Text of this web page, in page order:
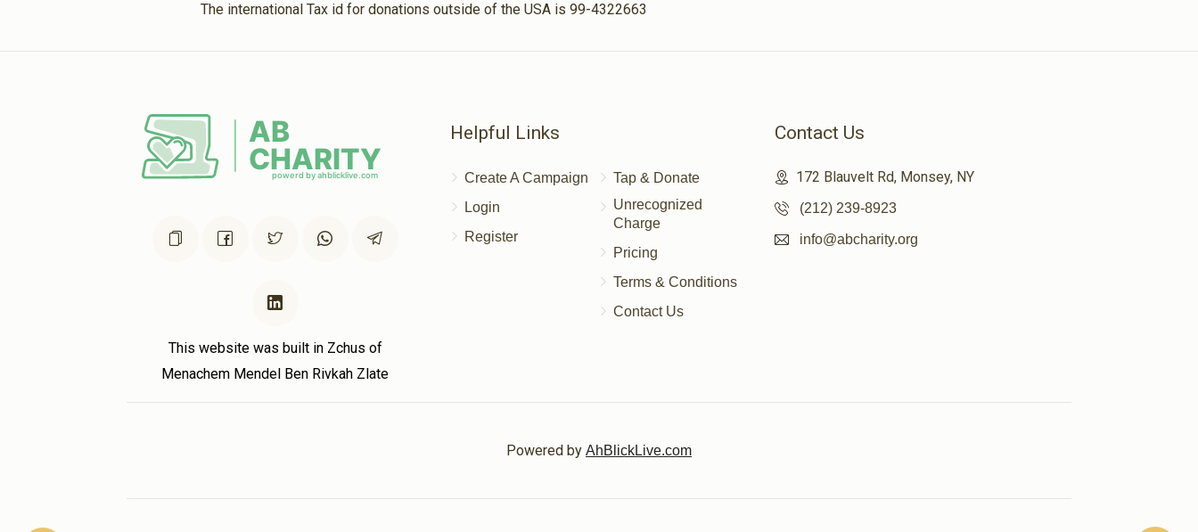
The international Tax id for donations outside of the USA is 99-4322663
This website was built in Zchus of
Menachem Mendel Ben Rivkah Zlate
Helpful Links
Create A Campaign
Login
Register
Tap & Donate
Unrecognized
Charge
Pricing
Terms & Conditions
Contact Us
Contact Us
172 Blauvelt Rd, Monsey, NY
(212) 239-8923
info@abcharity.org
Powered by AhBlickLive.com